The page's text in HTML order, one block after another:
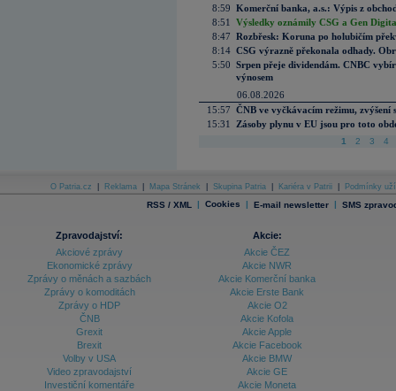
8:59 Komerční banka, a.s.: Výpis z
8:51
Výsledky oznámily CSG a Gen
8:47 Rozbřesk: Koruna po holubičím
8:14 CSG výrazně překonala odhady.
5:50 Srpen přeje dividendám. CNBC
výnosem
06.08.2026
15:57 ČNB ve vyčkávacím režimu, zvýšení
15:31
Zásoby plynu v EU jsou pro toto
1 2 3 4
O Patria.cz Reklama Mapa Stránek Skupina Patria Kariéra v Patrii Podmínky
RSS / XML | Cookies | E-mail newsletter | SMS
Zpravodajství:
Akciové zprávy
Ekonomické zprávy
Zprávy o měnách a sazbách
Zprávy o komoditách
Zprávy o HDP
ČNB
Grexit
Brexit
Volby v USA
Video zpravodajství
Investiční komentáře
Akcie:
Akcie ČEZ
Akcie NWR
Akcie Komerční banka
Akcie Erste Bank
Akcie O2
Akcie Kofola
Akcie Apple
Akcie Facebook
Akcie BMW
Akcie GE
Akcie Moneta